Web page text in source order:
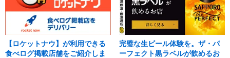
【ロケットナウ】が利用できる
食べログ掲載店舗をご紹介しま
完璧な生ビール体験を。ザ・パ
ーフェクト黒ラベルが飲めるお